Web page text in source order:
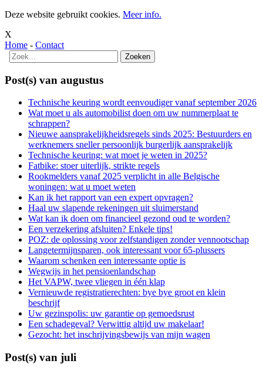
Deze website gebruikt cookies. Meer info.
X
Home - Contact
Post(s) van augustus
Technische keuring wordt eenvoudiger vanaf september 2026
Wat moet u als automobilist doen om uw nummerplaat te
schrappen?
Nieuwe aansprakelijkheidsregels sinds 2025: Bestuurders en
werknemers sneller persoonlijk burgerlijk aansprakelijk
Technische keuring: wat moet je weten in 2025?
Fatbike: stoer uiterlijk, strikte regels
Rookmelders vanaf 2025 verplicht in alle Belgische
woningen: wat u moet weten
Kan ik het rapport van een expert opvragen?
Haal uw slapende rekeningen uit sluimerstand
Wat kan ik doen om financieel gezond oud te worden?
Een verzekering afsluiten? Enkele tips!
POZ: de oplossing voor zelfstandigen zonder vennootschap
Langetermijnsparen, ook interessant voor 65-plussers
Waarom schenken een interessante optie is
Wegwijs in het pensioenlandschap
Het VAPW, twee vliegen in één klap
Vernieuwde registratierechten: bye bye groot en klein
beschrijf
Uw gezinspolis: uw garantie op gemoedsrust
Een schadegeval? Verwittig altijd uw makelaar!
Gezocht: het inschrijvingsbewijs van mijn wagen
Post(s) van juli